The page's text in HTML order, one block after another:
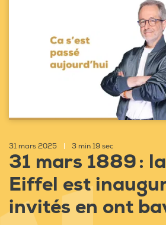
31 mars 2025 3 min 19 sec
31 mars 1889 :
Eiffel est
invités en ont